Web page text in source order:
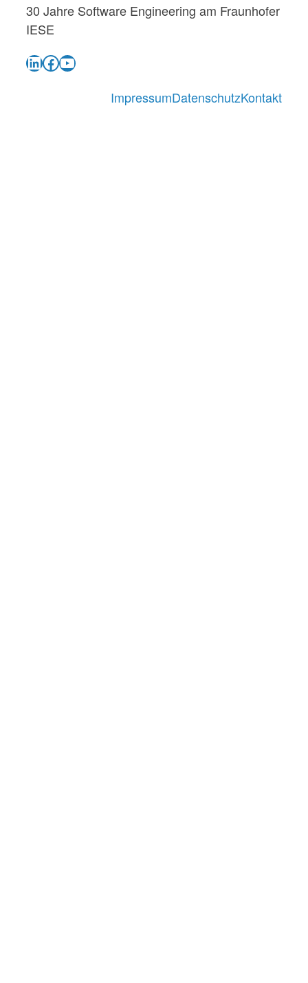
30 Jahre Software Engineering am Fraunhofer
IESE
LinkedIn Facebook YouTube
ImpressumDatenschutzKontakt